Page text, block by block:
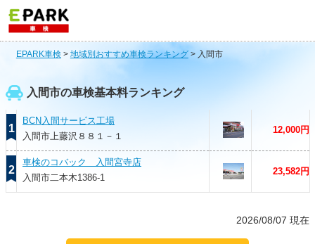
EPARK車検 > 地域別おすすめ車検ランキング> 入間市
入間市の車検基本料ランキング
1
BCN入間サービス工場
入間市上藤沢８８１－１
12,000円
2
車検のコバック 入間宮寺店
入間市二本木1386-1
23,582円
2026/08/07 現在